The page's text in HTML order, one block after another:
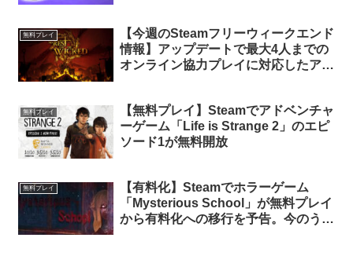
無料プレイ
【今週のSteamフリーウィークエンド
情報】アップデートで最大4人までの
オンライン協力プレイに対応したアク
無料プレイ
【無料プレイ】Steamでアドベンチャ
ーゲーム「Life is Strange 2」のエピ
ソード1が無料開放
無料プレイ
【有料化】Steamでホラーゲーム
「Mysterious School」が無料プレイ
から有料化への移行を予告。今のうち